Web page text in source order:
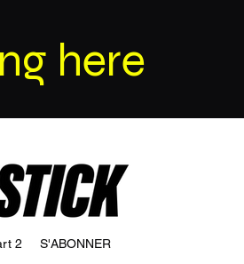
here
2 S'ABONNER